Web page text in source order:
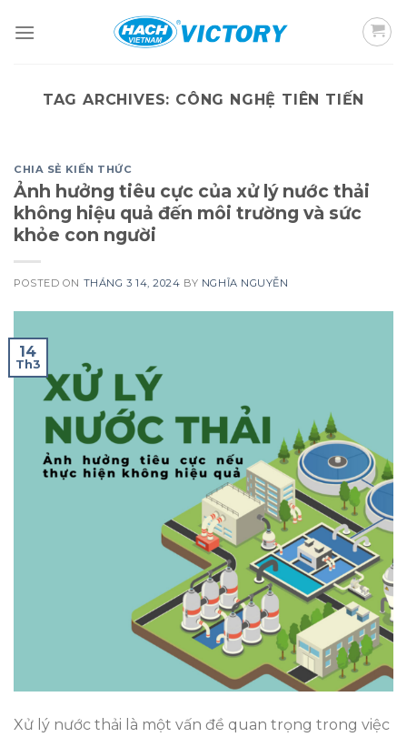
TAG ARCHIVES: CÔNG NGHỆ TIÊN TIẾN
CHIA SẺ KIẾN THỨC
Ảnh hưởng tiêu cực của xử lý nước thải
không hiệu quả đến môi trường và sức
khỏe con người
POSTED ON THÁNG 3 14, 2024 BY NGHĨA NGUYỄN
14
Th3
Xử lý nước thải là một vấn đề quan trọng trong việc